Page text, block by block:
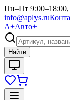
Пн–Пт
info@aplys.ru
А+Авто+
Найти